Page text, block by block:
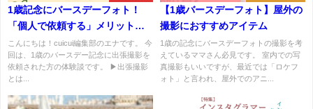
1歳記念にバースデーフォト！
「個人で依頼する」メリットを
感じた撮影体験
こんにちは！cuicui編集部のエナです。 今
回は、1歳のバースデー記念に出張撮影を
依頼された方の体験談です。 ▶出張撮影
とは...
【1歳バースデーフォト】屋外の
撮影におすすめアイテム
1歳の記念にバースデーフォトの撮影を考
えているママさん必見です。 室内での写
真撮影もいいですが、最近では「ロケフ
ォト」と言われ、屋外でのアニ...